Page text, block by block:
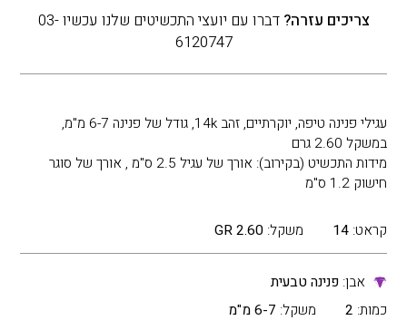
צריכים עזרה?
דברו עם יועצי התכשיטים שלנו עכשיו 03-
6120747
עגילי פנינה טיפה, יוקרתיים, זהב 14k, גודל של פנינה 6-7 מ"מ,
במשקל 2.60 גרם
מידות התכשיט (בקירוב): אורך של עגיל 2.5 ס"מ , אורך של סוגר
חישוק 1.2 ס"מ
קראט: 14 משקל: 2.60 GR
אבן:פנינה טבעית
כמות: 2 משקל: 6-7 מ"מ